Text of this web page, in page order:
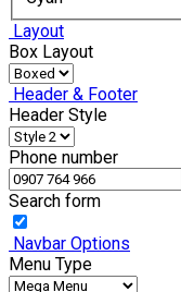
Layout
Box Layout
Header & Footer
Header Style
Phone number
Search form
Navbar Options
Menu Type